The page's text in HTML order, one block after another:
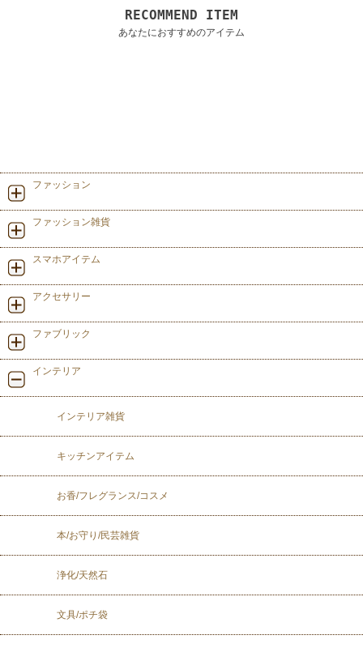
RECOMMEND ITEM
あなたにおすすめのアイテム
ファッション
ファッション雑貨
スマホアイテム
アクセサリー
ファブリック
インテリア
インテリア雑貨
キッチンアイテム
お香/フレグランス/コスメ
本/お守り/民芸雑貨
浄化/天然石
文具/ポチ袋